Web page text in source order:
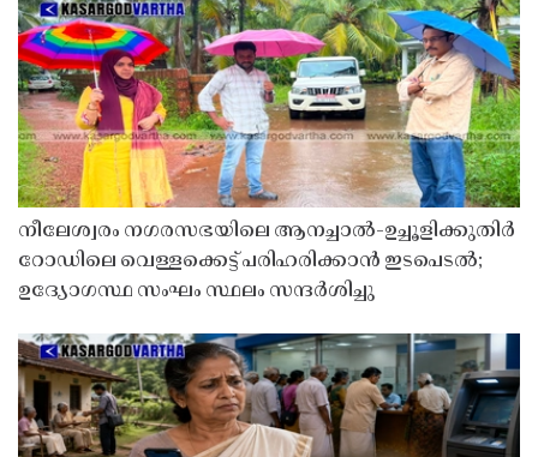
നീലേശ്വരം നഗരസഭയിലെ ആനച്ചാൽ-ഉച്ചൂളിക്കുതിർ
റോഡിലെ വെള്ളക്കെട്ട് പരിഹരിക്കാൻ ഇടപെടൽ;
ഉദ്യോഗസ്ഥ സംഘം സ്ഥലം സന്ദർശിച്ചു